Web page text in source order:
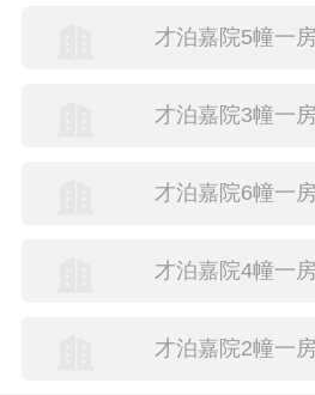
才泊嘉院5幢一
才泊嘉院3幢一
才泊嘉院6幢一
才泊嘉院4幢一
才泊嘉院2幢一